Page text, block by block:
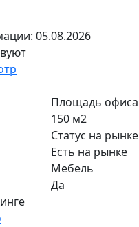
05.08.2026
Площадь офиса
150 м2
Статус на рынке
Есть на рынке
Мебель
Да